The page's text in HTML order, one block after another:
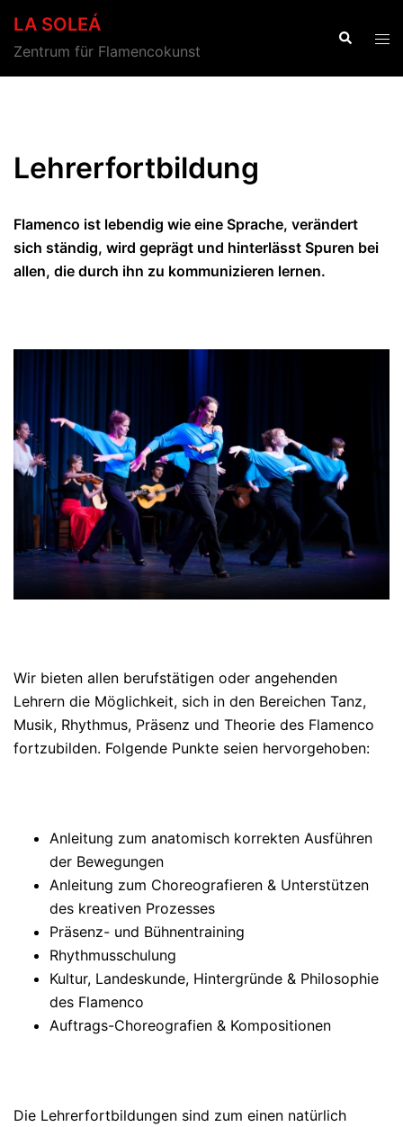
Inhalt
springen
LA SOLEÁ
Zentrum für Flamencokunst
Suche
Lehrerfortbildung
Flamenco ist lebendig wie eine Sprache, verändert
sich ständig, wird geprägt und hinterlässt Spuren bei
allen, die durch ihn zu kommunizieren lernen.
Wir bieten allen berufstätigen oder angehenden
Lehrern die Möglichkeit, sich in den Bereichen Tanz,
Musik, Rhythmus, Präsenz und Theorie des Flamenco
fortzubilden. Folgende Punkte seien hervorgehoben:
Anleitung zum anatomisch korrekten Ausführen
der Bewegungen
Anleitung zum Choreografieren & Unterstützen
des kreativen Prozesses
Präsenz- und Bühnentraining
Rhythmusschulung
Kultur, Landeskunde, Hintergründe & Philosophie
des Flamenco
Auftrags-Choreografien & Kompositionen
Die Lehrerfortbildungen sind zum einen natürlich